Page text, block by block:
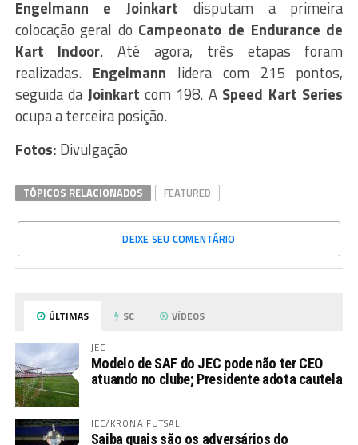
Engelmann e Joinkart disputam a primeira
colocação geral do Campeonato de Endurance de
Kart Indoor. Até agora, três etapas foram
realizadas. Engelmann lidera com 215 pontos,
seguida da Joinkart com 198. A Speed Kart Series
ocupa a terceira posição.
Fotos: Divulgação
TÓPICOS RELACIONADOS FEATURED
DEIXE SEU COMENTÁRIO
ÚLTIMAS SC VÍDEOS
JEC
Modelo de SAF do JEC pode não ter CEO
atuando no clube; Presidente adota cautela
JEC/KRONA FUTSAL
Saiba quais são os adversários do